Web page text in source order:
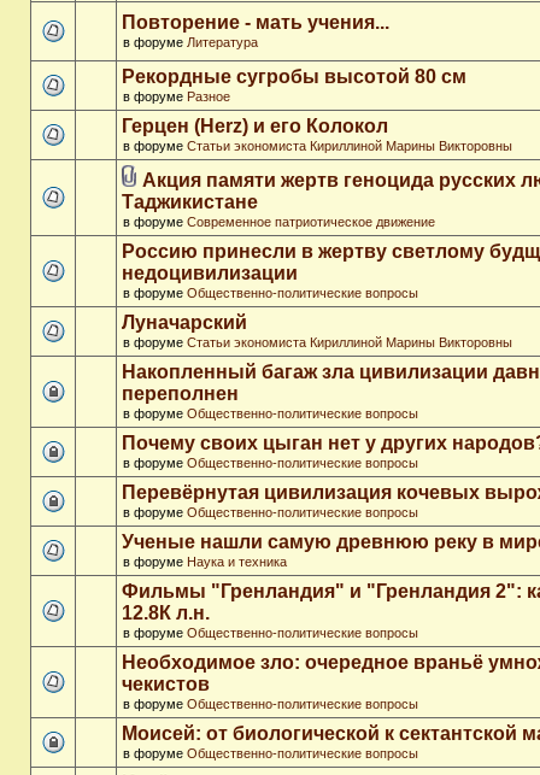
Повторение - мать учения...
в форуме Литература
Рекордные сугробы высотой 80 см
в форуме Разное
Герцен (Herz) и его Колокол
в форуме Статьи экономиста Кириллиной Марины Викторовны
Акция памяти жертв геноцида русских
Таджикистане
в форуме Современное патриотическое движение
Россию принесли в жертву светлому
недоцивилизации
в форуме Общественно-политические вопросы
Луначарский
в форуме Статьи экономиста Кириллиной Марины Викторовны
Накопленный багаж зла цивилизации
переполнен
в форуме Общественно-политические вопросы
Почему своих цыган нет у других
в форуме Общественно-политические вопросы
Перевёрнутая цивилизация кочевых
в форуме Общественно-политические вопросы
Ученые нашли самую древнюю реку в
в форуме Наука и техника
Фильмы "Гренландия" и "Гренландия 2":
12.8К л.н.
в форуме Общественно-политические вопросы
Необходимое зло: очередное враньё
чекистов
в форуме Общественно-политические вопросы
Моисей: от биологической к сектантской
в форуме Общественно-политические вопросы